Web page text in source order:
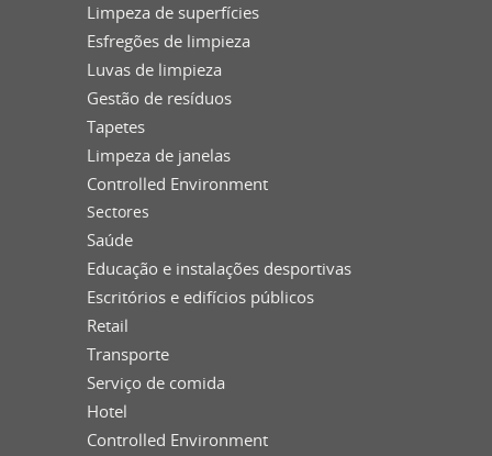
Limpeza de superfícies
Esfregões de limpieza
Luvas de limpieza
Gestão de resíduos
Tapetes
Limpeza de janelas
Controlled Environment
Sectores
Saúde
Educação e instalações desportivas
Escritórios e edifícios públicos
Retail
Transporte
Serviço de comida
Hotel
Controlled Environment